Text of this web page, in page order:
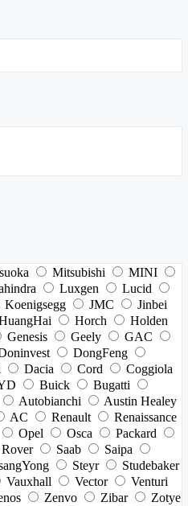
Mitsubishi
MINI
Luxgen
Lucid
Koenigsegg JMC
Jinbei
Horch
Holden
Genesis Geely
GAC
DongFeng
Dacia Cord
Coggiola
Buick
Bugatti
Autobianchi
Austin Healey
AC Renault
Renaissance
Opel Osca
Packard
Rover Saab
Saipa
Steyr
Studebaker
Vauxhall Vector
Venturi
Zenvo Zibar
Zotye